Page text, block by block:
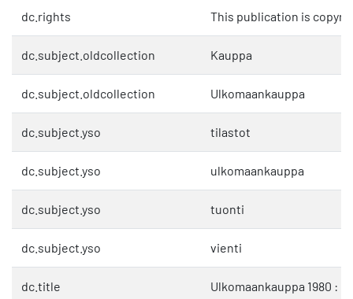
dc.rights This publication is
dc.subject.oldcollection Kauppa
dc.subject.oldcollection Ulkomaankauppa
dc.subject.yso tilastot
dc.subject.yso ulkomaankauppa
dc.subject.yso tuonti
dc.subject.yso vienti
dc.title Ulkomaankauppa 1980 :